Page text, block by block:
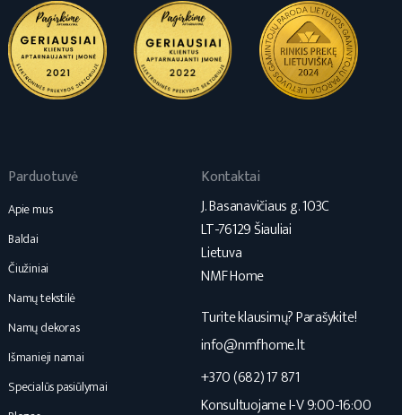
Parduotuvė
Apie mus
Baldai
Čiužiniai
Namų tekstilė
Namų dekoras
Išmanieji namai
Specialūs pasiūlymai
Kontaktai
J. Basanavičiaus g. 103C
LT-76129 Šiauliai
Lietuva
NMF Home
Turite klausimų? Parašykite!
info@nmfhome.lt
+370 (682) 17 871
Konsultuojame I-V 9:00-16:00